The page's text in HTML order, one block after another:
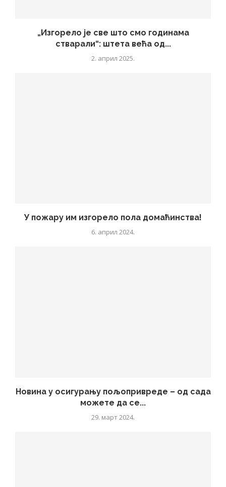
„Изгорело је све што смо годинама
стварали“: штета већа од...
2. април 2025.
У пожару им изгорело пола домаћинства!
6. април 2024.
Новина у осигурању пољопривреде – од сада
можете да се...
29. март 2024.